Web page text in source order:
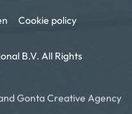
Cookie policy
B.V. All Rights
Gonta Creative Agency